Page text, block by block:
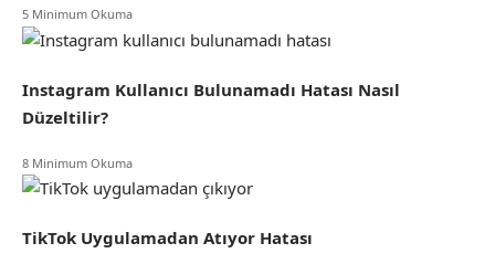
5 Minimum Okuma
Instagram Kullanıcı Bulunamadı Hatası Nasıl
Düzeltilir?
8 Minimum Okuma
TikTok Uygulamadan Atıyor Hatası